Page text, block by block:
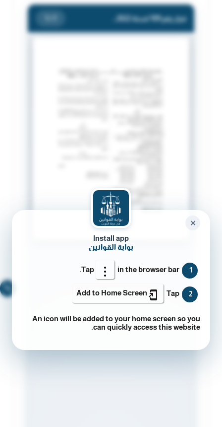
Install app
بوابة القوانين
1
Tap in the browser bar.
2
Tap
Add to Home Screen
An icon will be added to your home screen so you
can quickly access this website.
✕